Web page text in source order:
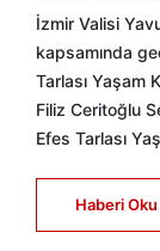
İzmir Valisi
kapsamında
Tarlası Yaşam
Filiz Ceritoğlu
Efes Tarlası
Haberi Oku